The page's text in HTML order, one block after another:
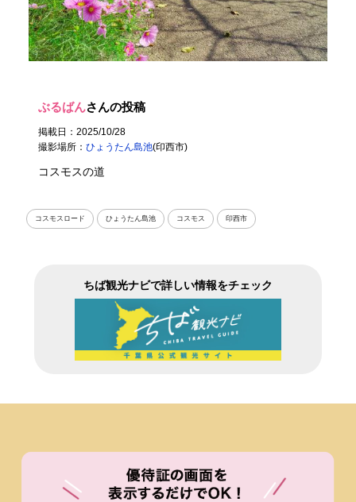
ぶるばんさんの投稿
掲載日：2025/10/28
撮影場所：ひょうたん島池(印西市)
コスモスの道
コスモスロード ひょうたん島池 コスモス 印西市
ちば観光ナビで詳しい情報をチェック